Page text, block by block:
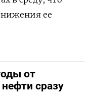
ее
от
сразу